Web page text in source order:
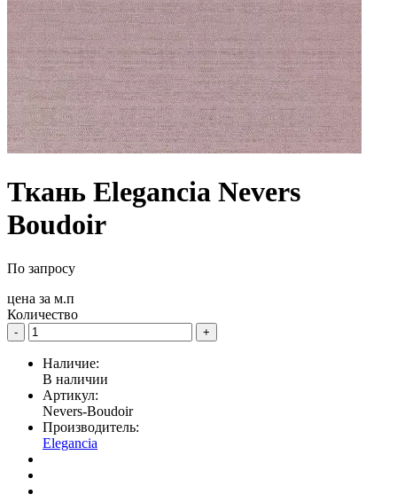
Ткань Elegancia Nevers
Boudoir
По запросу
цена за м.п
Количество
- +
Наличие:
В наличии
Артикул:
Nevers-Boudoir
Производитель:
Elegancia